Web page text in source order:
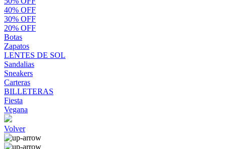
40% OFF
30% OFF
20% OFF
Botas
Zapatos
LENTES DE SOL
Sandalias
Sneakers
Carteras
BILLETERAS
Fiesta
Vegana
Volver